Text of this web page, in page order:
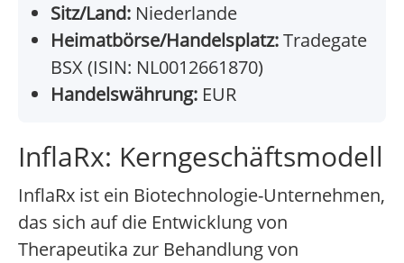
Sitz/Land: Niederlande
Heimatbörse/Handelsplatz:Tradegate
BSX (ISIN: NL0012661870)
Handelswährung: EUR
InflaRx: Kerngeschäftsmodell
InflaRx ist ein Biotechnologie-Unternehmen,
das sich auf die Entwicklung von
Therapeutika zur Behandlung von